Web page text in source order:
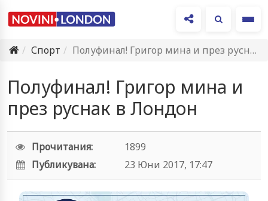
Спорт
Полуфинал! Григор мина и през руснак в Лондон
Полуфинал! Григор мина и
през руснак в Лондон
Прочитания:
1899
Публикувана:
23 Юни 2017, 17:47